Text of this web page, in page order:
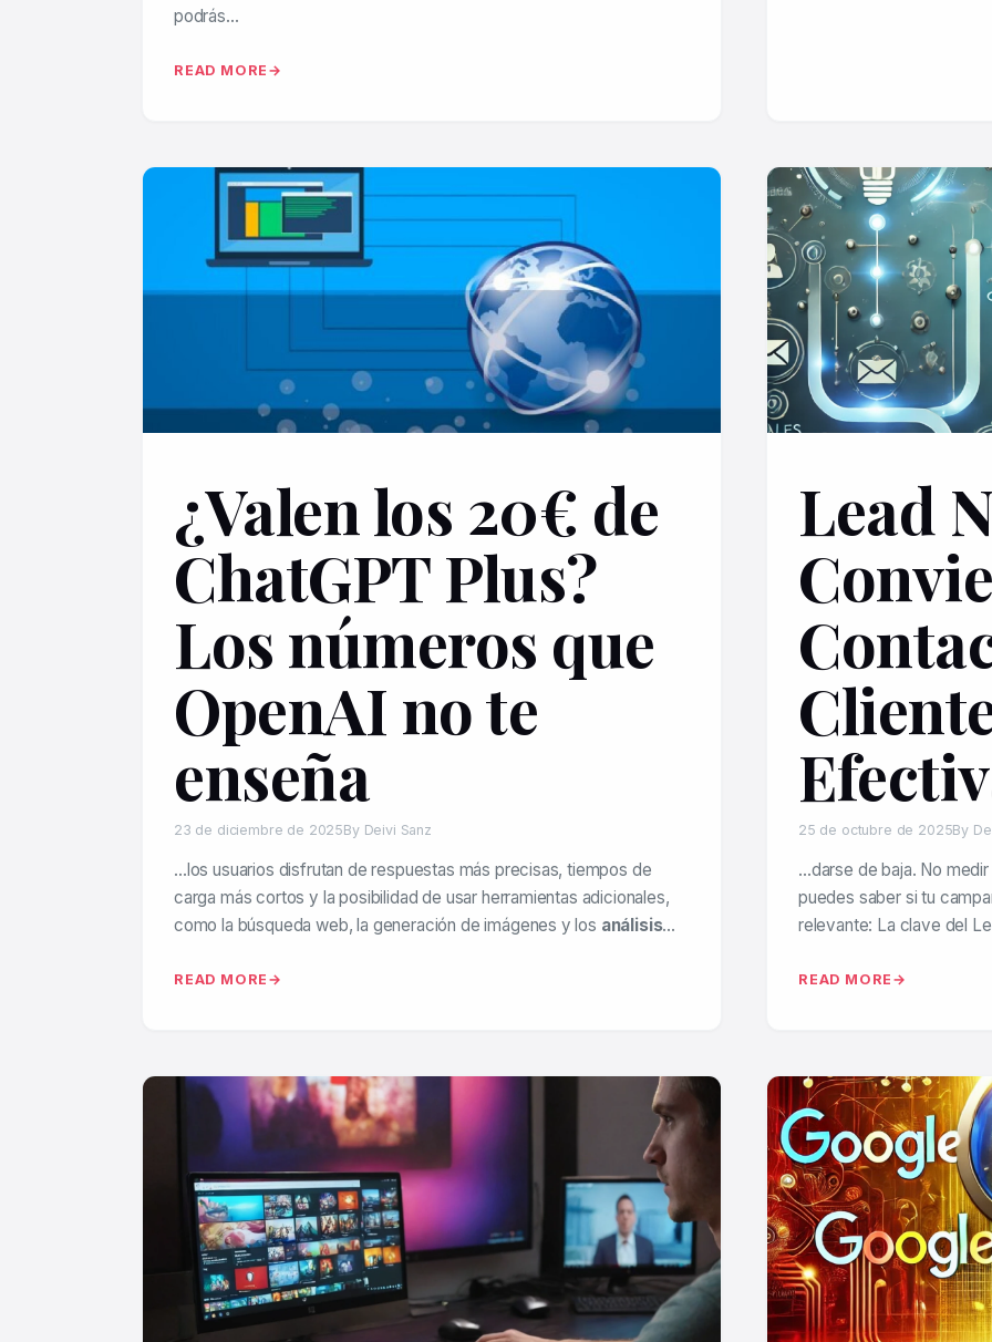
podrás…
READ MORE
¿Valen los 20€ de
ChatGPT Plus?
Los números que
OpenAI no te
enseña
23 de diciembre de 2025By Deivi Sanz
…los usuarios disfrutan de respuestas más precisas, tiempos de
carga más cortos y la posibilidad de usar herramientas adicionales,
como la búsqueda web, la generación de imágenes y los análisis…
READ MORE
Lead
25 de octubre de 2025By
…darse de baja. No medir
puedes saber si tu
relevante: La clave del
READ MORE